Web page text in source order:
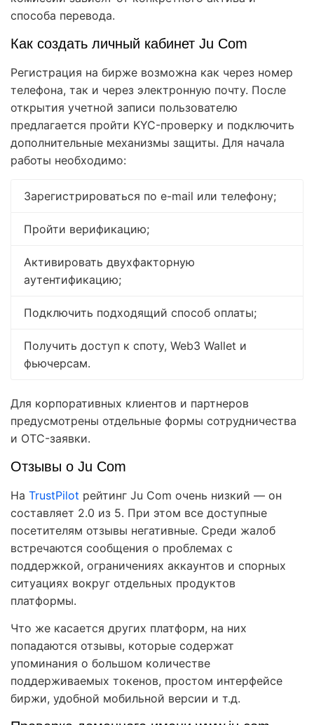
способа перевода.
Как создать личный кабинет Ju Com
Регистрация на бирже возможна как через номер
телефона, так и через электронную почту. После
открытия учетной записи пользователю
предлагается пройти KYC-проверку и подключить
дополнительные механизмы защиты. Для начала
работы необходимо:
Зарегистрироваться по e-mail или телефону;
Пройти верификацию;
Активировать двухфакторную
аутентификацию;
Подключить подходящий способ оплаты;
Получить доступ к споту, Web3 Wallet и
фьючерсам.
Для корпоративных клиентов и партнеров
предусмотрены отдельные формы сотрудничества
и OTC-заявки.
Отзывы о Ju Com
На TrustPilot рейтинг Ju Com очень низкий — он
составляет 2.0 из 5. При этом все доступные
посетителям отзывы негативные. Среди жалоб
встречаются сообщения о проблемах с
поддержкой, ограничениях аккаунтов и спорных
ситуациях вокруг отдельных продуктов
платформы.
Что же касается других платформ, на них
попадаются отзывы, которые содержат
упоминания о большом количестве
поддерживаемых токенов, простом интерфейсе
биржи, удобной мобильной версии и т.д.